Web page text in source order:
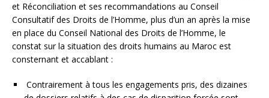
et Réconciliation et ses recommandations au Conseil
Consultatif des Droits de l’Homme, plus d’un an après la mise
en place du Conseil National des Droits de l’Homme, le
constat sur la situation des droits humains au Maroc est
consternant et accablant :
Contrairement à tous les engagements pris, des dizaines